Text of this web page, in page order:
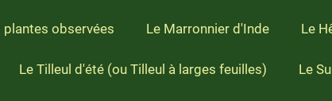
plantes observées Le Marronnier d'Inde Le
Le Tilleul d'été (ou Tilleul à larges feuilles) Le